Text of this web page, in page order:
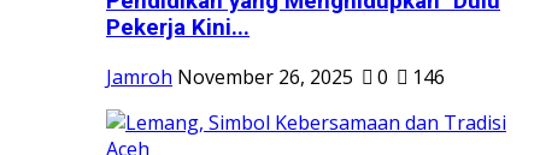
Pekerja Kini...
Jamroh November 26, 2025 0 146